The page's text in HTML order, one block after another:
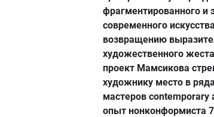
фрагментированного и
современного
возвращению
художественного
проект Мамсикова
художнику место в
мастеров
опыт нонконформиста